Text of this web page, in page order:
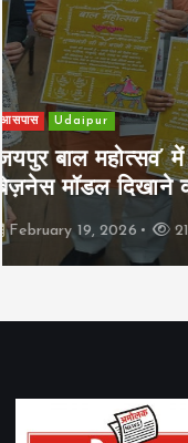
खेल Udaipur
पिम्स मेवाड़ कप
रियल स्टेट्स ने
February 19, 2026